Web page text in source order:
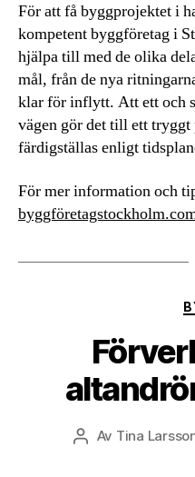
För att få byggprojektet i
kompetent byggföretag i
hjälpa till med de olika
mål, från de nya
klar för inflytt. Att ett och
vägen gör det till ett
färdigställas enligt
För mer information och
Inläggsförfattare
Av Tina